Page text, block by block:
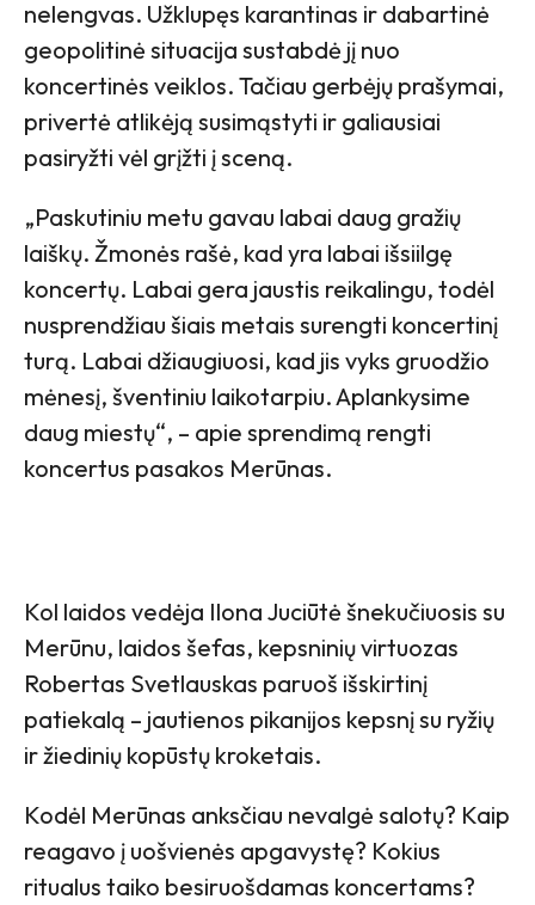
nelengvas. Užklupęs karantinas ir dabartinė
geopolitinė situacija sustabdė jį nuo
koncertinės veiklos. Tačiau gerbėjų prašymai,
privertė atlikėją susimąstyti ir galiausiai
pasiryžti vėl grįžti į sceną.
„Paskutiniu metu gavau labai daug gražių
laiškų. Žmonės rašė, kad yra labai išsiilgę
koncertų. Labai gera jaustis reikalingu, todėl
nusprendžiau šiais metais surengti koncertinį
turą. Labai džiaugiuosi, kad jis vyks gruodžio
mėnesį, šventiniu laikotarpiu. Aplankysime
daug miestų“, – apie sprendimą rengti
koncertus pasakos Merūnas.
Kol laidos vedėja Ilona Juciūtė šnekučiuosis su
Merūnu, laidos šefas, kepsninių virtuozas
Robertas Svetlauskas paruoš išskirtinį
patiekalą – jautienos pikanijos kepsnį su ryžių
ir žiedinių kopūstų kroketais.
Kodėl Merūnas anksčiau nevalgė salotų? Kaip
reagavo į uošvienės apgavystę? Kokius
ritualus taiko besiruošdamas koncertams?